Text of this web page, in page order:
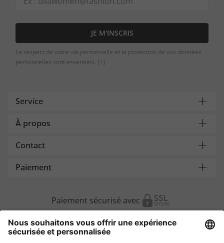
JE M'INSCRIS
Le respect de votre vie personnelle et la protection de vos données
personnelles sont essentiels. [+]
Service
À propos
Contact
Paiement
Paiement sécurisé avec
Autres magasins en ligne